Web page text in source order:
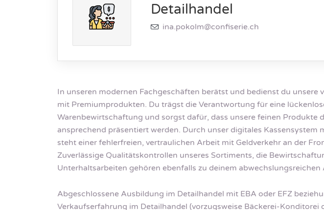
Detailhandel
ina.pokolm@confiserie.ch
In unseren modernen Fachgeschäften berätst und bedienst du unsere
mit Premiumprodukten. Du trägst die Verantwortung für eine
Warenbewirtschaftung und sorgst dafür, dass unsere feinen Produkte
ansprechend präsentiert werden. Durch unser digitales Kassensystem
steht einer fehlerfreien, vertraulichen Arbeit mit Geldverkehr an der
Zuverlässige Qualitätskontrollen unseres Sortiments, die
Unterhaltsarbeiten gehören ebenfalls zu deinem abwechslungsreichen
Abgeschlossene Ausbildung im Detailhandel mit EBA oder EFZ
Verkaufserfahrung im Detailhandel (vorzugsweise Bäckerei-Konditorei